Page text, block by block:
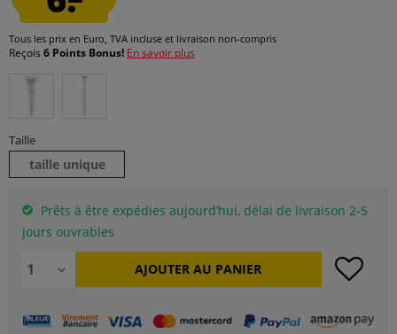
Tous les prix en Euro, TVA incluse et livraison non-compris
Reçois 6 Points Bonus! En savoir plus
Taille
taille unique
Prêts à être expédies aujourd’hui, délai de livraison 2-5
jours ouvrables
AJOUTER AU PANIER